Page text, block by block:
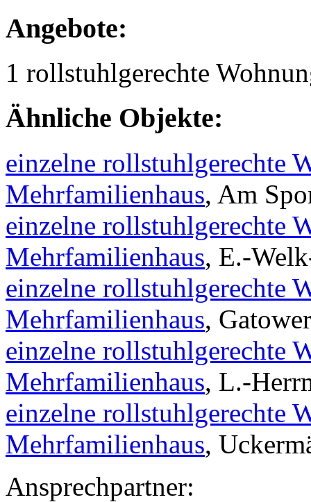
Angebote:
1 rollstuhlgerechte
Ähnliche Objekte:
einzelne rollstuhlgerechte
Mehrfamilienhaus, Am
einzelne rollstuhlgerechte
Mehrfamilienhaus, E.-
einzelne rollstuhlgerechte
Mehrfamilienhaus,
einzelne rollstuhlgerechte
Mehrfamilienhaus, L.-
einzelne rollstuhlgerechte
Mehrfamilienhaus,
Ansprechpartner: